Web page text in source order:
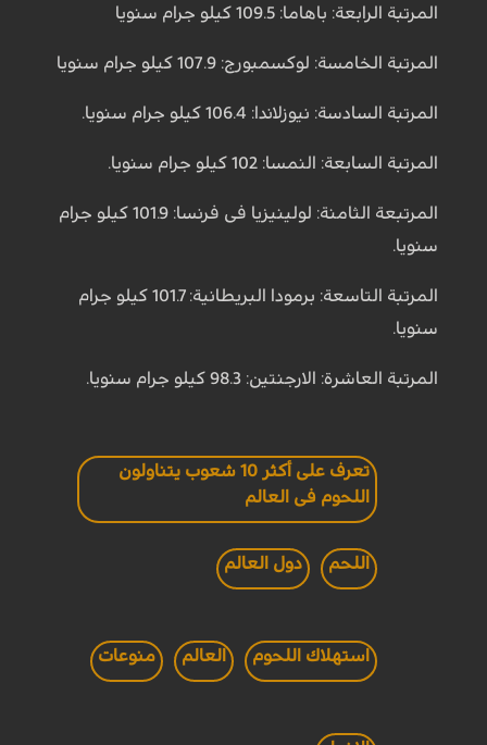
المرتبة الرابعة: باهاما: 109.5 كيلو جرام سنويا
المرتبة الخامسة: لوكسمبورج: 107.9 كيلو جرام سنويا
المرتبة السادسة: نيوزلاندا: 106.4 كيلو جرام سنويا.
المرتبة السابعة: النمسا: 102 كيلو جرام سنويا.
المرتبعة الثامنة: لولينيزيا فى فرنسا: 101.9 كيلو جرام
سنويا.
المرتبة التاسعة: برمودا البريطانية: 101.7 كيلو جرام
سنويا.
المرتبة العاشرة: الارجنتين: 98.3 كيلو جرام سنويا.
تعرف على أكثر 10 شعوب يتناولون
اللحوم فى العالم
اللحم دول العالم
استهلاك اللحوم العالم منوعات